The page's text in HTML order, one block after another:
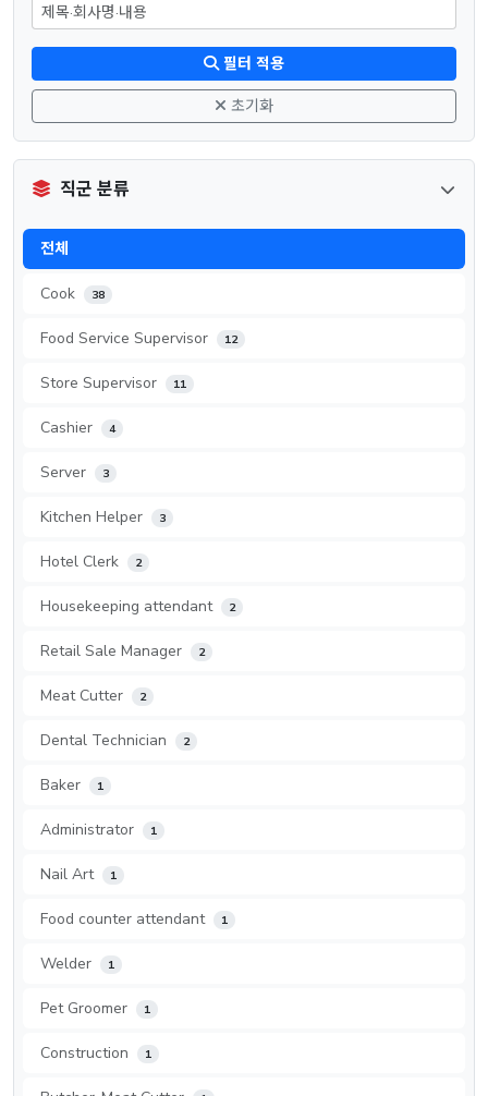
필터 적용
초기화
직군 분류
전체
Cook 38
Food Service Supervisor 12
Store Supervisor 11
Cashier 4
Server 3
Kitchen Helper 3
Hotel Clerk 2
Housekeeping attendant 2
Retail Sale Manager 2
Meat Cutter 2
Dental Technician 2
Baker 1
Administrator 1
Nail Art 1
Food counter attendant 1
Welder 1
Pet Groomer 1
Construction 1